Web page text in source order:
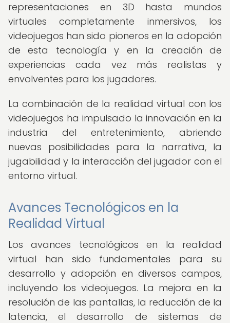
representaciones en 3D hasta mundos
virtuales completamente inmersivos, los
videojuegos han sido pioneros en la adopción
de esta tecnología y en la creación de
experiencias cada vez más realistas y
envolventes para los jugadores.
La combinación de la realidad virtual con los
videojuegos ha impulsado la innovación en la
industria del entretenimiento, abriendo
nuevas posibilidades para la narrativa, la
jugabilidad y la interacción del jugador con el
entorno virtual.
Avances Tecnológicos en la
Realidad Virtual
Los avances tecnológicos en la realidad
virtual han sido fundamentales para su
desarrollo y adopción en diversos campos,
incluyendo los videojuegos. La mejora en la
resolución de las pantallas, la reducción de la
latencia, el desarrollo de sistemas de